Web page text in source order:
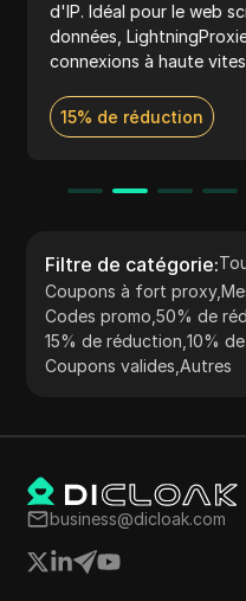
d'IP. Idéal pour le web
données,
connexions à haute
15% de réduction
Filtre de catégorie:
Coupons à fort proxy,
Codes promo ,50% de
15% de réduction ,10%
Coupons valides Autres
business@dicloak.com